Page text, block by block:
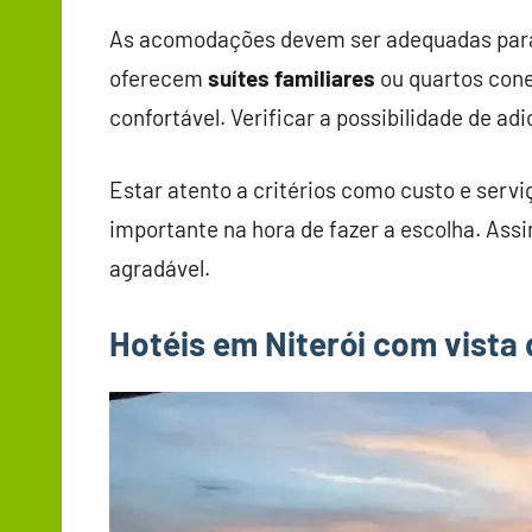
As acomodações devem ser adequadas
oferecem suítes familiares ou quartos
confortável. Verificar a possibilidade de
Estar atento a critérios como custo e
importante na hora de fazer a escolha.
agradável.
Hotéis em Niterói com vista